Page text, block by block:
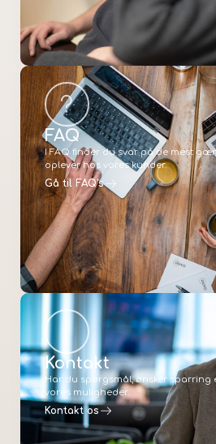
FAQ
I FAQ finder du svar på de mest
oplever hos vores kunder.
Gå til FAQ's
Kontakt
Har du spørgsmål, ønsker sparring
vores muligheder.
Kontakt os